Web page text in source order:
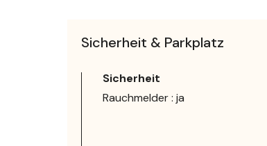
Sicherheit & Parkplatz
Sicherheit
Rauchmelder : ja